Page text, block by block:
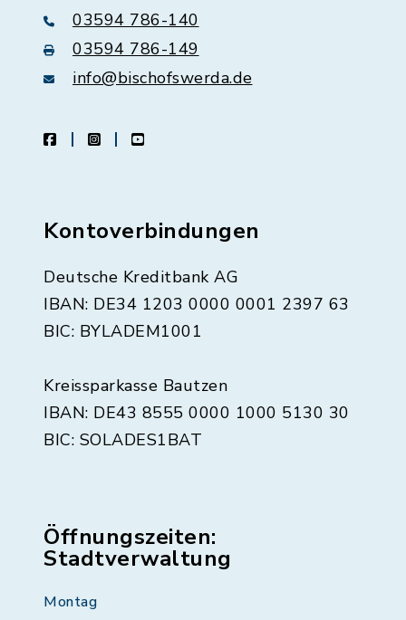
03594 786-140
03594 786-149
info@bischofswerda.de
facebookinstagramyoutube
Kontoverbindungen
Deutsche Kreditbank AG
IBAN: DE34 1203 0000 0001 2397 63
BIC: BYLADEM1001
Kreissparkasse Bautzen
IBAN: DE43 8555 0000 1000 5130 30
BIC: SOLADES1BAT
Öffnungszeiten:
Stadtverwaltung
Montag